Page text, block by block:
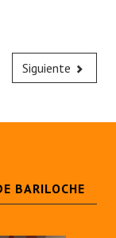
Siguiente
BARILOCHE